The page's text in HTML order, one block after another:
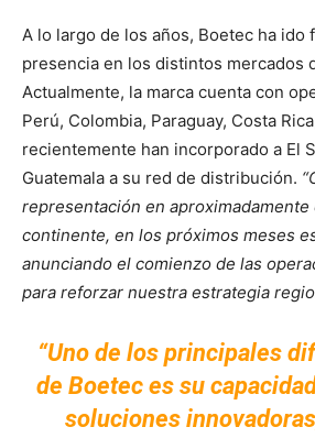
A lo largo de los años, Boetec ha ido
presencia en los distintos mercados
Actualmente, la marca cuenta con
Perú, Colombia, Paraguay, Costa
recientemente han incorporado a El
Guatemala a su red de distribución.
representación en aproximadamente
continente, en los próximos meses
anunciando el comienzo de las
para reforzar nuestra estrategia
“Uno de los principales
de Boetec es su
soluciones